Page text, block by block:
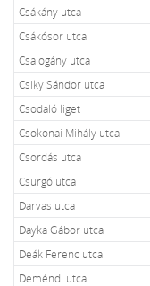
Csákány utca
Csákósor utca
Csalogány utca
Csiky Sándor utca
Csodaló liget
Csokonai Mihály utca
Csordás utca
Csurgó utca
Darvas utca
Dayka Gábor utca
Deák Ferenc utca
Deméndi utca